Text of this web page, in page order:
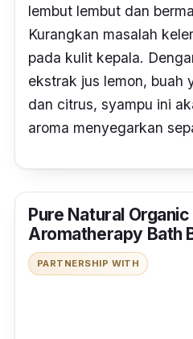
lembut lembut dan
Kurangkan masalah
pada kulit kepala.
ekstrak jus lemon, buah
dan citrus, syampu ini
aroma menyegarkan
Pure Natural
Aromatherapy Bath
PARTNERSHIP WITH